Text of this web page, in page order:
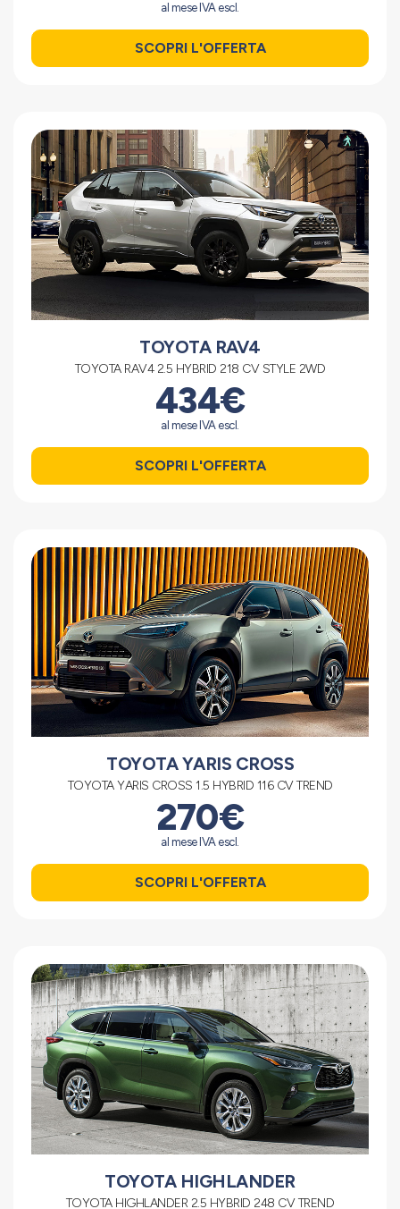
al mese IVA escl.
SCOPRI L'OFFERTA
TOYOTA RAV4
TOYOTA RAV4 2.5 HYBRID 218 CV STYLE 2WD
434€
al mese IVA escl.
SCOPRI L'OFFERTA
TOYOTA YARIS CROSS
TOYOTA YARIS CROSS 1.5 HYBRID 116 CV TREND
270€
al mese IVA escl.
SCOPRI L'OFFERTA
TOYOTA HIGHLANDER
TOYOTA HIGHLANDER 2.5 HYBRID 248 CV TREND